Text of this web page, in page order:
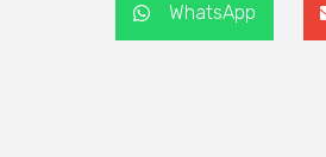
WhatsApp